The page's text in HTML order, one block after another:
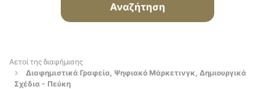
Αναζήτηση
Αετοί της διαφήμισης
Διαφημιστικά Γραφεία, Ψηφιακό Μάρκετινγκ, Δημιουργικά
Σχέδια - Πεύκη